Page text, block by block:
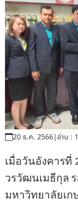
สายตรงผู้
20 ธ.ค. 2566|อ่าน :
เมื่อวันอังคารที่
วรวัฒนเมธีกุล
มหาวิทยาลัยเก